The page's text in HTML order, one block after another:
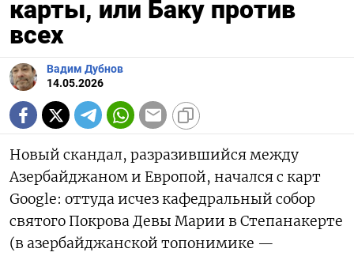
карты, или Баку против
всех
Вадим Дубнов
14.05.2026
Новый скандал, разразившийся между
Азербайджаном и Европой, начался с карт
Google: оттуда исчез кафедральный собор
святого Покрова Девы Марии в Степанакерте
(в азербайджанской топонимике —